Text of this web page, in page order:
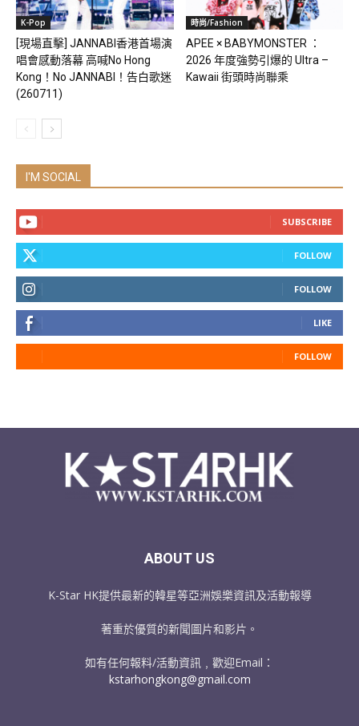
K-Pop
[現場直擊] JANNABI香港首場演
唱會感動落幕 高喊No Hong
Kong！No JANNABI！告白歌迷
(260711)
時尚/Fashion
APEE × BABYMONSTER ：
2026 年度強勢引爆的 Ultra –
Kawaii 街頭時尚聯乘
I'M SOCIAL
SUBSCRIBE
FOLLOW
FOLLOW
LIKE
FOLLOW
ABOUT US
K-Star HK提供最新的韓星等亞洲娛樂資訊及活動報導
著重於優質的新聞圖片和影片。
如有任何報料/活動資訊﹐歡迎Email：
kstarhongkong@gmail.com